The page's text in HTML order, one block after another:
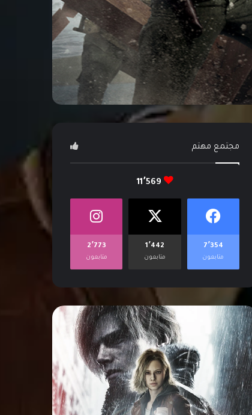
مجتمع مهتم
11٬569
7٬354
متابعون
1٬442
متابعون
2٬773
متابعون